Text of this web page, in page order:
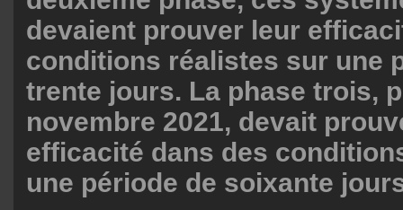
devaient prouver leur
conditions réalistes sur une
trente jours. La phase trois,
novembre 2021, devait
efficacité dans des
une période de soixante